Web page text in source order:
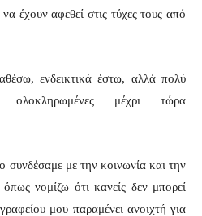
έχουν αφεθεί στις τύχες τους από
ενδεικτικά έστω, αλλά πολύ
ολοκληρωμένες μέχρι τώρα
με την κοινωνία και την
όπως νομίζω ότι κανείς δεν μπορεί
μου παραμένει ανοιχτή για